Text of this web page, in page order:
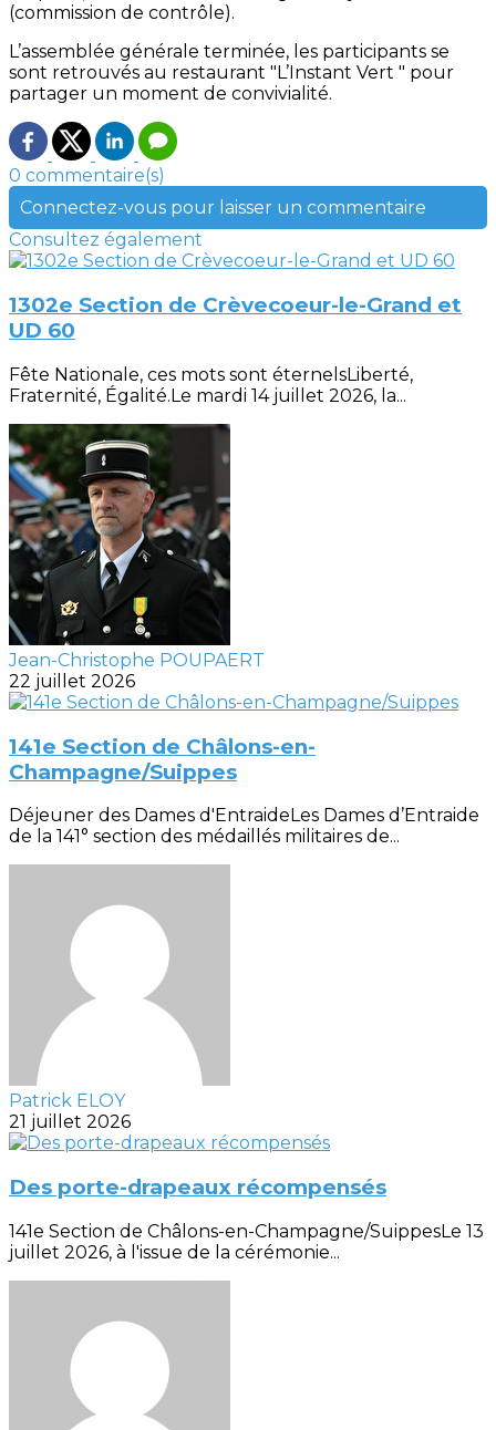
(commission de contrôle).
L’assemblée générale terminée, les participants se
sont retrouvés au restaurant "L’Instant Vert " pour
partager un moment de convivialité.
0 commentaire(s)
Connectez-vous pour laisser un commentaire
Consultez également
1302e Section de Crèvecoeur-le-Grand et
UD 60
Fête Nationale, ces mots sont éternelsLiberté,
Fraternité, Égalité.Le mardi 14 juillet 2026, la...
Jean-Christophe POUPAERT
22 juillet 2026
141e Section de Châlons-en-
Champagne/Suippes
Déjeuner des Dames d'EntraideLes Dames d’Entraide
de la 141° section des médaillés militaires de...
Patrick ELOY
21 juillet 2026
Des porte-drapeaux récompensés
141e Section de Châlons-en-Champagne/SuippesLe 13
juillet 2026, à l'issue de la cérémonie...